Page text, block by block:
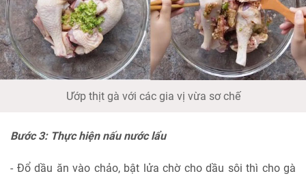
Ướp thịt gà với các gia vị vừa sơ chế
Bước 3: Thực hiện nấu nước lẩu
- Đổ dầu ăn vào chảo, bật lửa chờ cho dầu sôi thì cho gà